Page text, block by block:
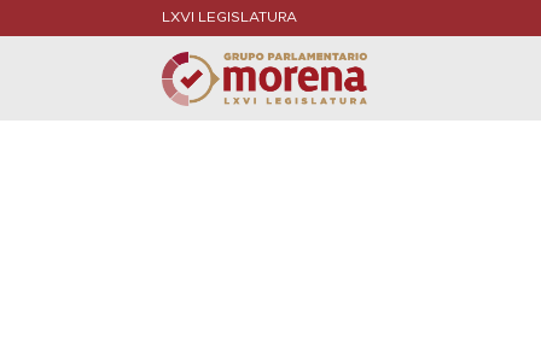
LXVI LEGISLATURA